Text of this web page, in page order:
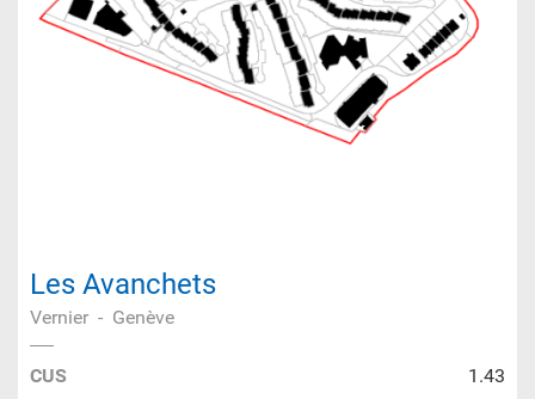
Les Avanchets
Vernier - Genève
CUS
1.43